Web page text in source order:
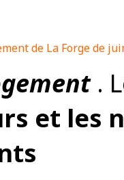
de La Forge de
. L
et les